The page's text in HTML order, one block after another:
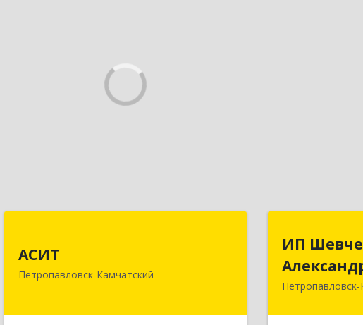
АСИТ
Петропавловск-Камчатский
Петропавловск-Камчатский г,
ИП
ИП